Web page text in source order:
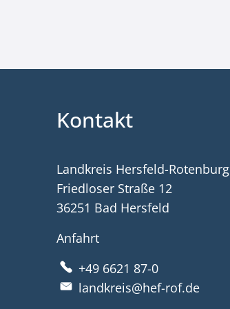
Kontakt
Landkreis Hersfeld-Rotenburg
Friedloser Straße 12
36251 Bad Hersfeld
Anfahrt
+49 6621 87-0
landkreis@hef-rof.de